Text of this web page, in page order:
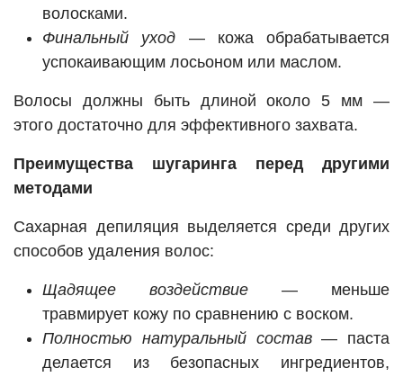
волосками.
Финальный уход — кожа обрабатывается
успокаивающим лосьоном или маслом.
Волосы должны быть длиной около 5 мм —
этого достаточно для эффективного захвата.
Преимущества шугаринга перед другими
методами
Сахарная депиляция выделяется среди других
способов удаления волос:
Щадящее воздействие — меньше
травмирует кожу по сравнению с воском.
Полностью натуральный состав— паста
делается из безопасных ингредиентов,